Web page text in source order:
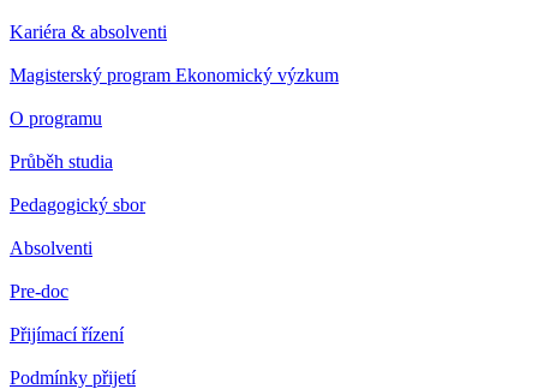
Kariéra & absolventi
Magisterský program Ekonomický výzkum
O programu
Průběh studia
Pedagogický sbor
Absolventi
Pre-doc
Přijímací řízení
Podmínky přijetí